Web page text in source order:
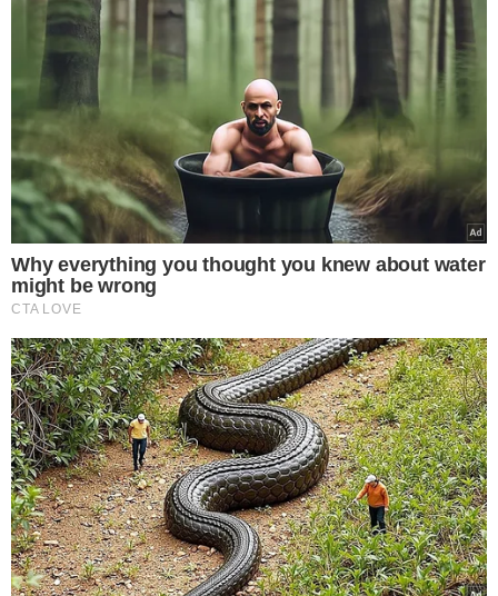
Calendário de feriados de 2024 - Foto: Reprodução